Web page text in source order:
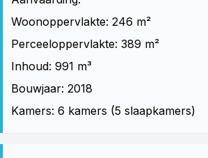
Woonoppervlakte: 246 m²
Perceeloppervlakte: 389 m²
Inhoud: 991 m³
Bouwjaar: 2018
Kamers: 6 kamers (5 slaapkamers)